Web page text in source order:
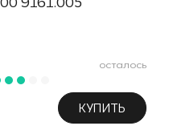
осталось
КУПИТЬ